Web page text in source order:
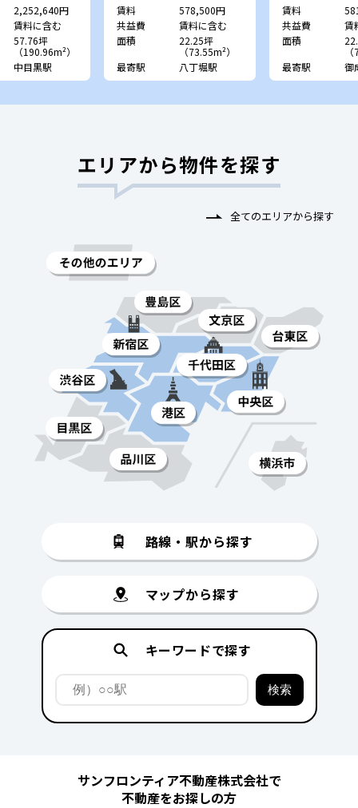
2,252,640円
賃料に含む
57.76坪
（190.96m²）
中目黒駅
賃料
578,500円
共益費
賃料に含む
面積
22.25坪
（73.55m²）
最寄駅
八丁堀駅
賃料
共益費
賃
面積
最寄駅
御
エリアから物件を探す
全てのエリアから探す
路線・駅から探す
マップから探す
キーワードで探す
サンフロンティア不動産株式会社で
不動産をお探しの方